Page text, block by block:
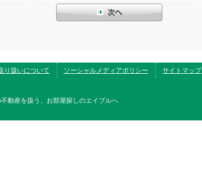
り扱いについて ソーシャルメディアポリシー サイトマップ
動産を扱う、お部屋探しのエイブルへ